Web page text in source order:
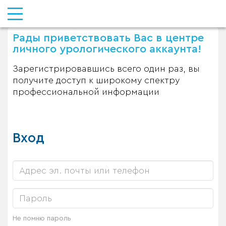
Рады приветствовать Вас в центре
личного урологического аккаунта!
Зарегистрировавшись всего один раз, вы
получите доступ к широкому спектру
профессиональной информации
Вход
Не помню пароль